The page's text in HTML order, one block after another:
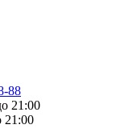
88
21:00
21:00